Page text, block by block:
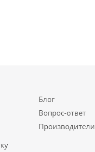
Блог
Вопрос-ответ
Производители